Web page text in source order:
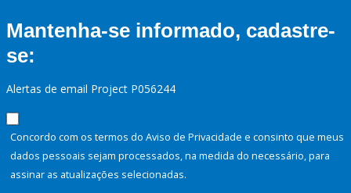
Mantenha-se informado, cadastre-
se:
Alertas de email Project P056244
Concordo com os termos do Aviso de Privacidade e consinto que meus
dados pessoais sejam processados, na medida do necessário, para
assinar as atualizações selecionadas.